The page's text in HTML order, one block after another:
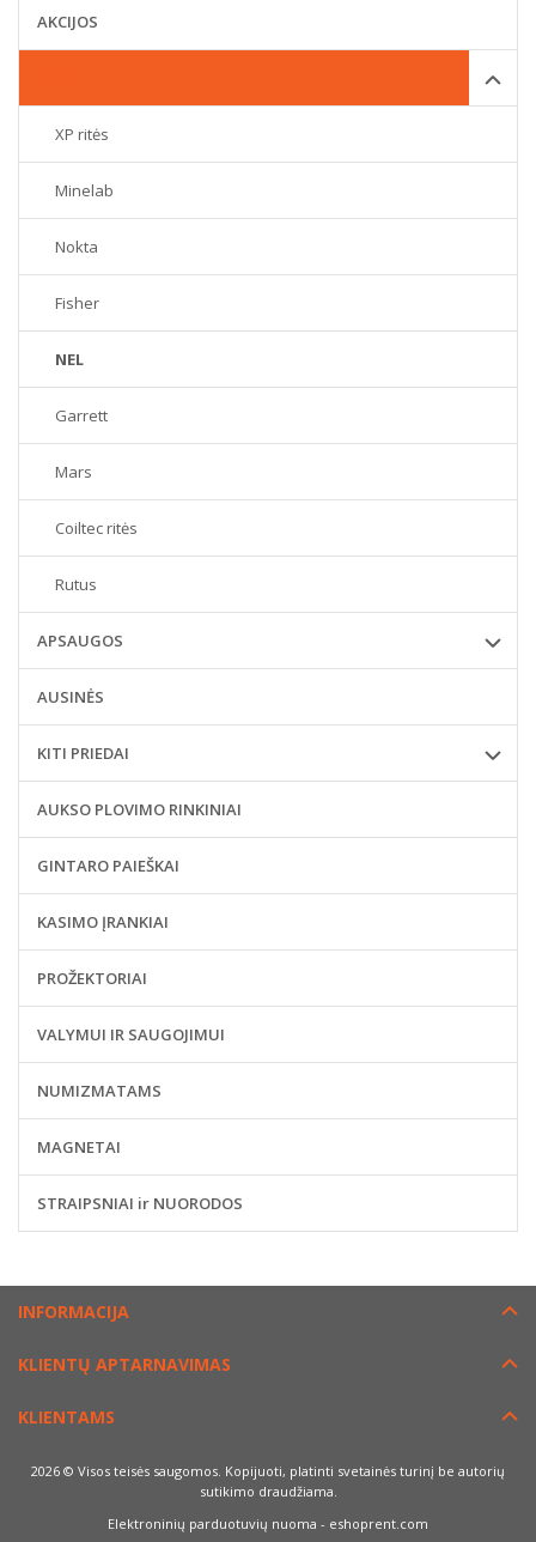
AKCIJOS
XP ritės
Minelab
Nokta
Fisher
NEL
Garrett
Mars
Coiltec ritės
Rutus
APSAUGOS
AUSINĖS
KITI PRIEDAI
AUKSO PLOVIMO RINKINIAI
GINTARO PAIEŠKAI
KASIMO ĮRANKIAI
PROŽEKTORIAI
VALYMUI IR SAUGOJIMUI
NUMIZMATAMS
MAGNETAI
STRAIPSNIAI ir NUORODOS
INFORMACIJA
KLIENTŲ APTARNAVIMAS
KLIENTAMS
2026 © Visos teisės saugomos. Kopijuoti, platinti svetainės turinį be autorių
sutikimo draudžiama.
Elektroninių parduotuvių nuoma - eshoprent.com